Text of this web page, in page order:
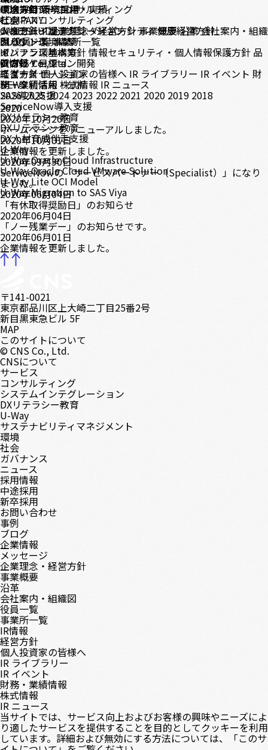
テクノロジーコンサルティング
ビジネスコンサルティング
システムインテグレーション
クラウド環境構築
インフラ環境構築
アプリケーション開発
モダナイゼーション
データ利活用・分析
SAS導入支援
ServiceNow導入支援
DXリテラシー教育
DXリテラシー教育
DX人材育成伴走支援
U-Way
U-Way Oracle Cloud Infrastructure
U-Way Oracle Cloud VMware Solution
U-Way Lite OCI Model
U-Way Migration to SAS Viya
環境方針環境目標・実績
社会
人権方針・調達方針ダイバーシティ健康経営方針
ガバナンス
ガバナンス基本方針情報セキュリティ・個人情報保護方針 品
質方針・目標
中途採用新卒採用
CONTACT
COMPANY
メッセージ企業理念・経営方針事業概要沿革会社案内・組織
図役員一覧事業所一覧
CASE STUDY
BLOG
IR
IR情報
経営方針個人投資家の皆様へ IR ライブラリー IR イベント 財
務・業績情報 株式情報 IR ニュース
© CNS Co., Ltd.
ニュース
NEWS
202620252024 2023 2022 2021 2020 2019 2018
2020
2020年10月26日
ホームページをリニューアルしました。
2020年10月01日
企業情報を更新しました。
2020年09月30日
ServiceNowの「サービスパートナー（Specialist）」になり
ました。
2020年06月04日
「有休取得奨励日」のお知らせ
2020年06月04日
「ノー残業デー」のお知らせです。
2020年06月01日
企業情報を更新しました。
〒141-0021
東京都品川区上大崎二丁目25番2号
新目黒東急ビル 5F
MAP
このサイトについて
© CNS Co., Ltd.
CNSについて
サービス
コンサルティング
システムインテグレーション
DXリテラシー教育
U-Way
サステナビリティマネジメント
環境
社会
ガバナンス
ニュース
採用情報
中途採用
新卒採用
お問い合わせ
事例
ブログ
企業情報
メッセージ
企業理念・経営方針
事業概要
沿革
会社案内・組織図
役員一覧
事業所一覧
IR情報
経営方針
個人投資家の皆様へ
IR ライブラリー
IR イベント
財務・業績情報
株式情報
IR ニュース
当サイトでは、サービス向上およびお客様の興味やニーズによ
り適したサービスを提供することを目的としてクッキーを利用
しています。詳細および無効にする方法については、「このサ